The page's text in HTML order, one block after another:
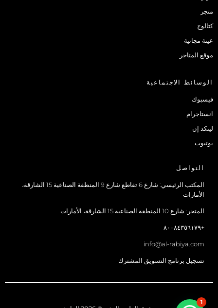
متجر
كتالوج
عينة مجانية
موقع المتاجر
الوسائط الاجتماعية
فيسبوك
انستاجرام
لينكد إن
يوتيوب
التواصل
المكتب الرئيسي: شارع 6 تقاطع شارع 9 المنطقة الصناعية 15 الشارقة،
الأمارات
المتجر: شارع 10 المنطقة الصناعية 15 الشارقة، الأمارات
+٨٠٠٨٤٣٥٦١٧٩
info@al-rabiya.com
تسجيل برنامج التسويق المشترك
1